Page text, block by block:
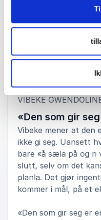
Vurdert5.00/5 basert
VIBEKE
«Den som gir
Vibeke mener at den
ikke gi seg. Uansett
bare «å sæla på og ri
slutt, selv om det
planla. Det gjør
kommer i mål, på et
«Den som gir seg er